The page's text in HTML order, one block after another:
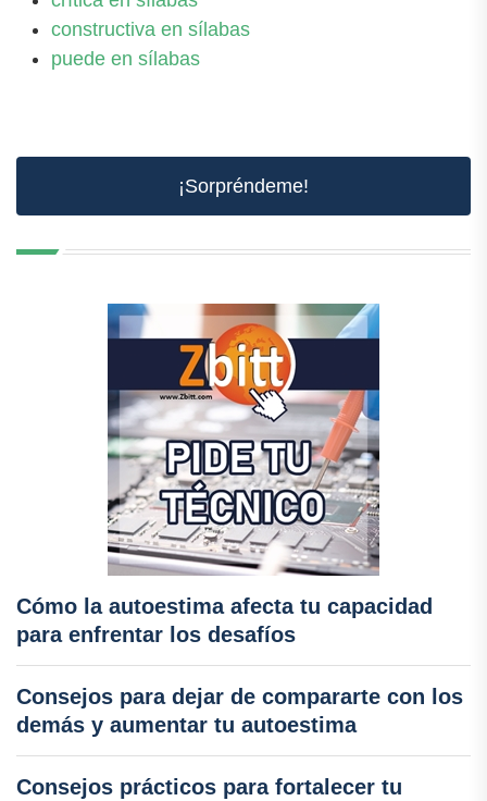
constructiva en sílabas
puede en sílabas
¡Sorpréndeme!
Cómo la autoestima afecta tu capacidad
para enfrentar los desafíos
Consejos para dejar de compararte con los
demás y aumentar tu autoestima
Consejos prácticos para fortalecer tu